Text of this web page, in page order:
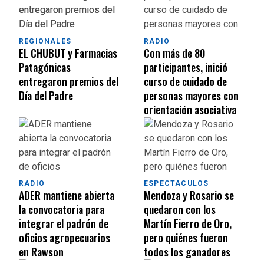
REGIONALES
EL CHUBUT y Farmacias
Patagónicas
entregaron premios del
Día del Padre
RADIO
Con más de 80
participantes, inició
curso de cuidado de
personas mayores con
orientación asociativa
RADIO
ADER mantiene abierta
la convocatoria para
integrar el padrón de
oficios agropecuarios
en Rawson
ESPECTACULOS
Mendoza y Rosario se
quedaron con los
Martín Fierro de Oro,
pero quiénes fueron
todos los ganadores